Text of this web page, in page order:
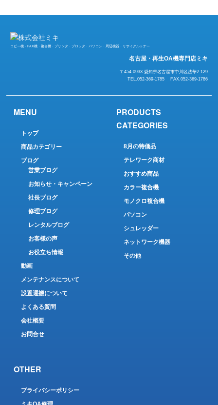
コピー機・FAX機・複合機・プリンタ・プロッタ・パソコン・周辺機器・リサイクルトナー
名古屋・再生OA機専門店ミキ
〒454-0933 愛知県名古屋市中川区法華2-129
TEL.052-369-1785 FAX.052-369-1786
MENU
トップ
商品カテゴリー
ブログ
営業ブログ
お知らせ・キャンペーン
社長ブログ
修理ブログ
レンタルブログ
お客様の声
お役立ち情報
動画
メンテナンスについて
設置運搬について
よくある質問
会社概要
お問合せ
PRODUCTS
CATEGORIES
8月の特価品
テレワーク商材
おすすめ商品
カラー複合機
モノクロ複合機
パソコン
シュレッダー
ネットワーク機器
その他
OTHER
プライバシーポリシー